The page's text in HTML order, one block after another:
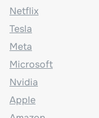
Netflix
Tesla
Meta
Microsoft
Nvidia
Apple